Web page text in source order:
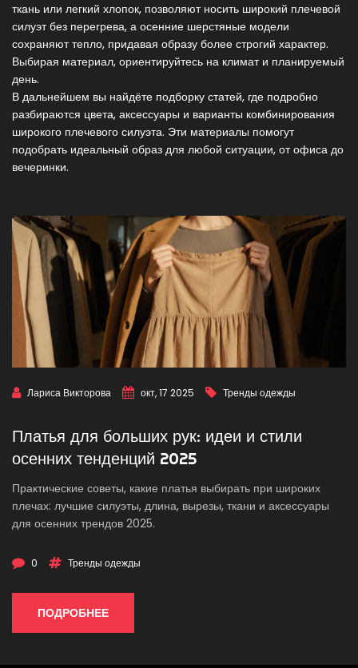
ткань или легкий хлопок, позволяют носить широкий плечевой
силуэт без перегрева, а осенние шерстяные модели
сохраняют тепло, придавая образу более строгий характер.
Выбирая материал, ориентируйтесь на климат и планируемый
день.
В дальнейшем вы найдёте подборку статей, где подробно
разбираются цвета, аксессуары и варианты комбинирования
широкого плечевого силуэта. Эти материалы помогут
подобрать идеальный образ для любой ситуации, от офиса до
вечеринки.
Лариса Викторова окт, 17 2025 Тренды одежды
Платья для больших рук: идеи и стили
осенних тенденций 2025
Практические советы, какие платья выбирать при широких
плечах: лучшие силуэты, длина, вырезы, ткани и аксессуары
для осенних трендов 2025.
0 Тренды одежды
ПОДРОБНЕЕ